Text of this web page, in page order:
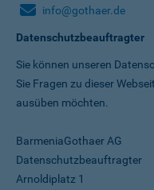
info@gothaer.de
Datenschutzbeauftragter
Sie können unseren
Sie Fragen zu dieser
ausüben möchten.
BarmeniaGothaer AG
Datenschutzbeauftragter
Arnoldiplatz 1